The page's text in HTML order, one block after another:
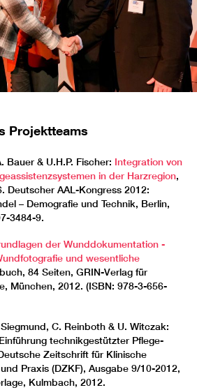
Projektteams
Bauer & U.H.P. Fischer: Integration von
in der Harzregion,
Deutscher AAL-Kongress 2012:
– Demografie und Technik, Berlin,
3484-9.
der Wunddokumentation -
und wesentliche
84 Seiten, GRIN-Verlag für
München, 2012. (ISBN: 978-3-656-
C. Reinboth & U. Witczak:
technikgestützter Pflege-
Zeitschrift für Klinische
Praxis (DZKF), Ausgabe 9/10-2012,
Kulmbach, 2012.